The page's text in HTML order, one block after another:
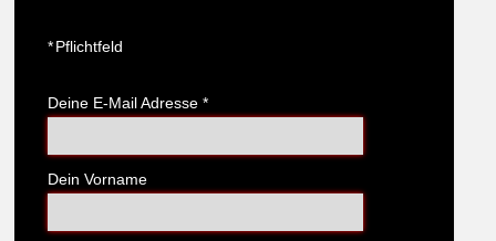
*Pflichtfeld
Deine E-Mail Adresse *
Dein Vorname